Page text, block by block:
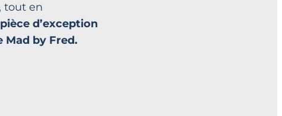
tout en
d’exception
by Fred.